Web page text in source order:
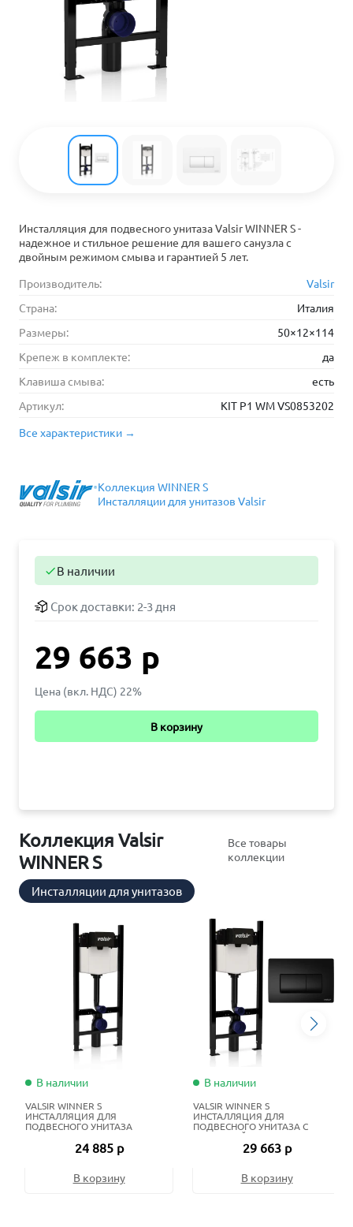
Инсталляция для подвесного унитаза Valsir WINNER S -
надежное и стильное решение для вашего санузла с
двойным режимом смыва и гарантией 5 лет.
Производитель:
Valsir
Страна:
Италия
Размеры:
50×12×114
Крепеж в комплекте:
да
Клавиша смыва:
есть
Артикул:
KIT P1 WM VS0853202
Все характеристики →
Коллекция WINNER S
Инсталляции для унитазов Valsir
В наличии
Срок доставки: 2-3 дня
29 663 р
Цена (вкл. НДС) 22%
В корзину
Коллекция Valsir
WINNER S
Все товары
коллекции
Инсталляции для унитазов
В наличии
VALSIR WINNER S
ИНСТАЛЛЯЦИЯ ДЛЯ
ПОДВЕСНОГО УНИТАЗА
24 885 р
В корзину
В наличии
VALSIR WINNER S
ИНСТАЛЛЯЦИЯ ДЛЯ
ПОДВЕСНОГО УНИТАЗА С
КЛАВИШЕЙ СМЫВА
29 663 р
В корзину